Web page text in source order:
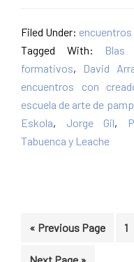
Filed Under:
Tagged With:
Blas
formativos, David
encuentros con
escuela de arte de
Eskola, Jorge Gil,
Tabuenca y Leache
« Go
Previous Page 1
Go
Next Page »